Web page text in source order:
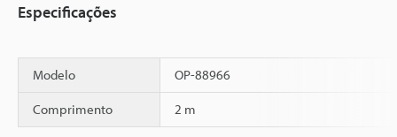
Especificações
Modelo OP-88966
Comprimento 2 m